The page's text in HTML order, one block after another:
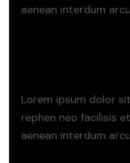
aenean interdum
Lorem ipsum dolor
rephen neo facilisis
aenean interdum